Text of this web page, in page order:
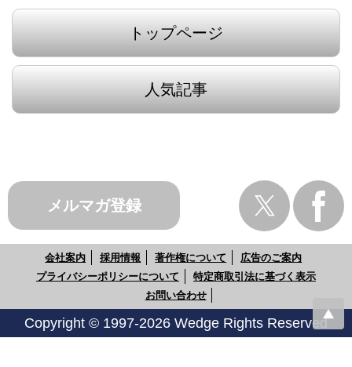
トップページ
人気記事
メルマガ登録
会社案内 採用情報 著作権について
広告のご案内
プライバシーポリシーについて
特定商取引法に基づく表示
お問い合わせ
Copyright © 1997-2026 Wedge Rights Reserved